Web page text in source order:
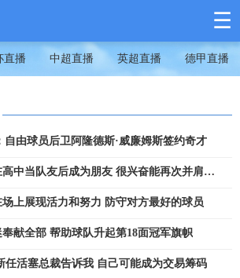
☰
直播 中超直播 英超直播 德甲直播
自由球员后卫阿隆德斯·威廉姆斯签约奇才
中当队友后成为朋友 很兴奋能再次并肩作
上展现活力和努力 防守对方最好的球员
献全部 帮助球队升起第18面冠军旗帜
任活塞总裁告诉我 自己可能成为交易筹码